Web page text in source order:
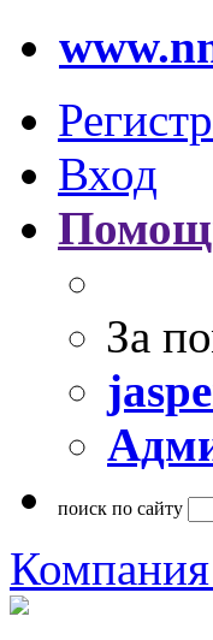
Вход
За
поиск по сайту